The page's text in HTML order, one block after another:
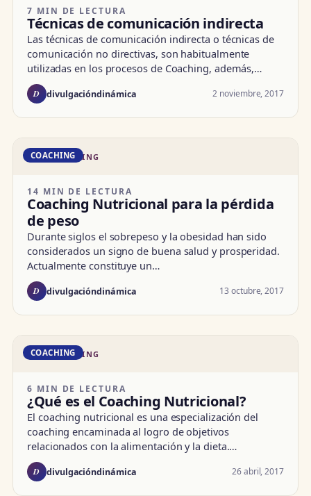
7 MIN DE LECTURA
Técnicas de comunicación indirecta
Las técnicas de comunicación indirecta o técnicas de
comunicación no directivas, son habitualmente
utilizadas en los procesos de Coaching, además,…
D divulgacióndinámica 2 noviembre, 2017
DD · COACHING
COACHING
14 MIN DE LECTURA
Coaching Nutricional para la pérdida
de peso
Durante siglos el sobrepeso y la obesidad han sido
considerados un signo de buena salud y prosperidad.
Actualmente constituye un…
D divulgacióndinámica 13 octubre, 2017
DD · COACHING
COACHING
6 MIN DE LECTURA
¿Qué es el Coaching Nutricional?
El coaching nutricional es una especialización del
coaching encaminada al logro de objetivos
relacionados con la alimentación y la dieta.…
D divulgacióndinámica 26 abril, 2017